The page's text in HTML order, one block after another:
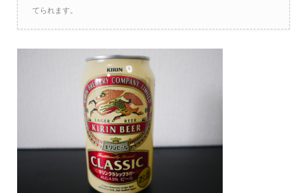
てられます。